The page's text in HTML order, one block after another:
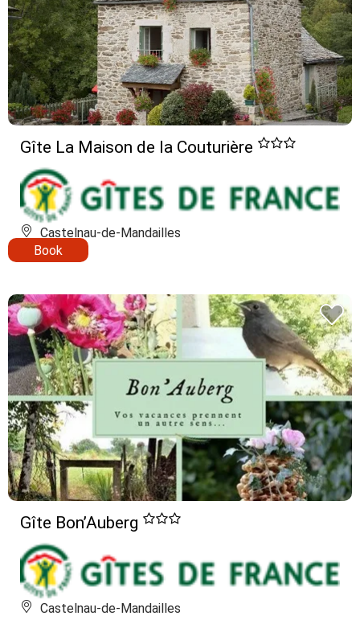
Gîte La Maison de la Couturière
Castelnau-de-Mandailles
Book
Gîte Bon’Auberg
Castelnau-de-Mandailles